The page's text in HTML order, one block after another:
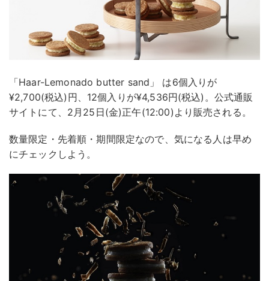
「Haar-Lemonado butter sand」 は6個入りが
¥2,700(税込)円、12個入りが¥4,536円(税込)。公式通販
サイトにて、2月25日(金)正午(12:00)より販売される。
数量限定・先着順・期間限定なので、気になる人は早め
にチェックしよう。